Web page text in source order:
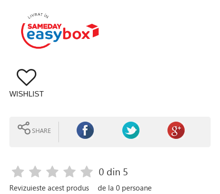
WISHLIST
SHARE
Revizuieste acest produs
0 din 5
de la0 persoane